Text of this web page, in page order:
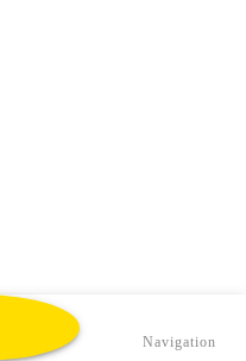
Navigation